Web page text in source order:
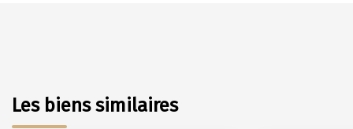
Les biens similaires